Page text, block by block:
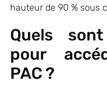
hauteur de 90 % sous
Quels
pour
PAC ?